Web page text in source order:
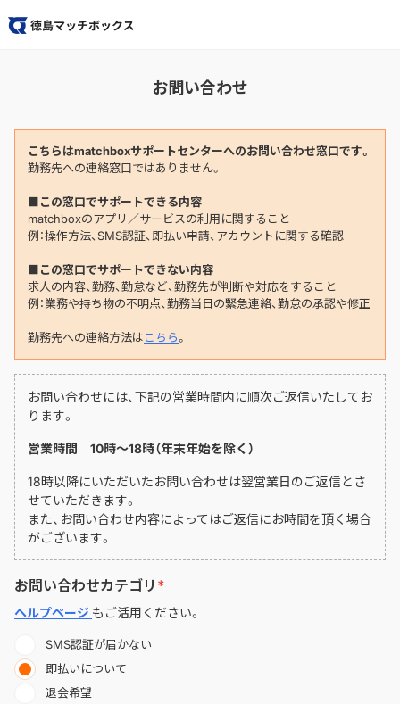
お問い合わせ
こちらはmatchboxサポートセンターへのお問い合わせ窓口です。
勤務先への連絡窓口ではありません。
■この窓口でサポートできる内容
matchboxのアプリ／サービスの利用に関すること
例：操作方法、SMS認証、即払い申請、アカウントに関する確認
■この窓口でサポートできない内容
求人の内容、勤務、勤怠など、勤務先が判断や対応をすること
例：業務や持ち物の不明点、勤務当日の緊急連絡、勤怠の承認や修正
勤務先への連絡方法はこちら。
お問い合わせには、下記の営業時間内に順次ご返信いたしてお
ります。
営業時間 10時〜18時（年末年始を除く）
18時以降にいただいたお問い合わせは翌営業日のご返信とさ
せていただきます。
また、お問い合わせ内容によってはご返信にお時間を頂く場合
がございます。
お問い合わせカテゴリ
ヘルプページ もご活用ください。
SMS認証が届かない
即払いについて
退会希望